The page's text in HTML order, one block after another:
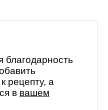
рецепту, а
в вашем